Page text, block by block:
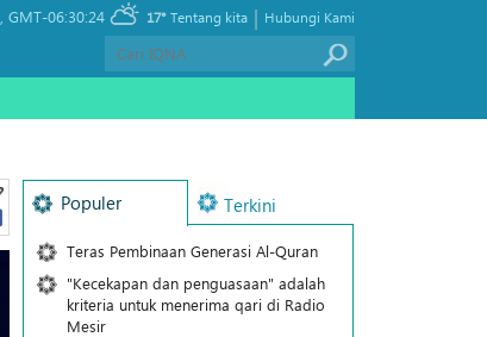
GMT-06:30:24 17° Hubungi Kami
|
Tentang kita
Populer Terkini
Teras Pembinaan Generasi Al-Quran
"Kecekapan dan penguasaan" adalah
kriteria untuk menerima qari di Radio
Mesir